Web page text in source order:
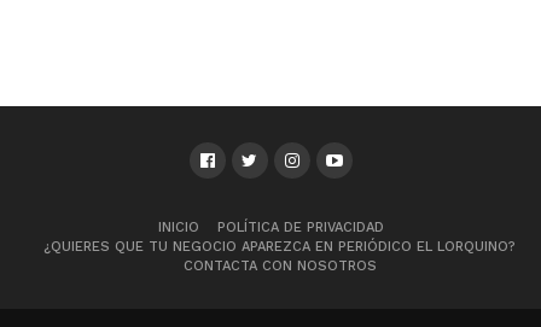
INICIO
POLÍTICA DE PRIVACIDAD
¿QUIERES QUE TU NEGOCIO APAREZCA EN PERIÓDICO EL LORQUINO?
CONTACTA CON NOSOTROS